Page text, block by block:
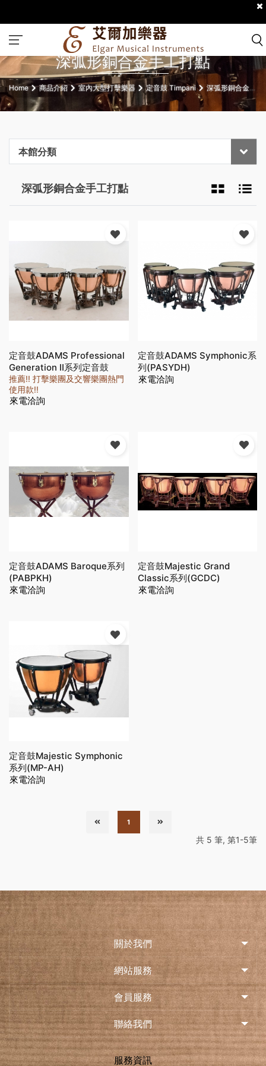
深弧形銅合金手工打點
Home 商品介紹 室內大型打擊樂器 定音鼓 Timpani
深弧形銅合金手
工打點
本館分類
深弧形銅合金手工打點
定音鼓ADAMS Professional
Generation Ⅱ系列定音鼓
(PAPRDH)
推薦!! 打擊樂團及交響樂團熱門
使用款!!
來電洽詢
定音鼓ADAMS Symphonic系
列(PASYDH)
來電洽詢
定音鼓ADAMS Baroque系列
(PABPKH)
來電洽詢
定音鼓Majestic Grand
Classic系列(GCDC)
來電洽詢
定音鼓Majestic Symphonic
系列(MP-AH)
來電洽詢
1
共 5 筆, 第1-5筆
關於我們
網站服務
會員服務
聯絡我們
服務資訊